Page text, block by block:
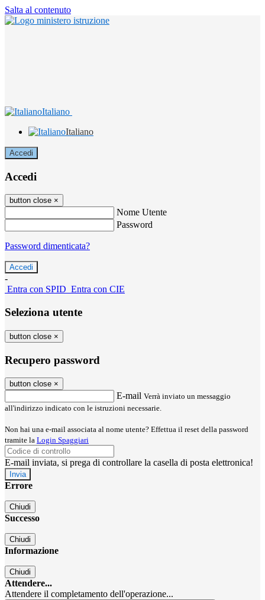
Salta al contenuto
Italiano
Italiano
Accedi
Accedi
button close ×
Nome Utente
Password
Password dimenticata?
-
Entra con SPID Entra con CIE
Seleziona utente
button close ×
Recupero password
button close ×
E-mail Verrà inviato un messaggio
all'indirizzo indicato con le istruzioni necessarie.
Non hai una e-mail associata al nome utente? Effettua il reset della password
tramite la Login Spaggiari
E-mail inviata, si prega di controllare la casella di posta elettronica!
Errore
Chiudi
Successo
Chiudi
Informazione
Chiudi
Attendere...
Attendere il completamento dell'operazione...